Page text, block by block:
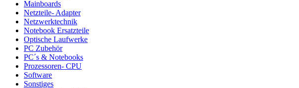
Mainboards
Netzteile- Adapter
Netzwerktechnik
Notebook Ersatzteile
Optische Laufwerke
PC Zubehör
PC´s & Notebooks
Prozessoren- CPU
Software
Sonstiges